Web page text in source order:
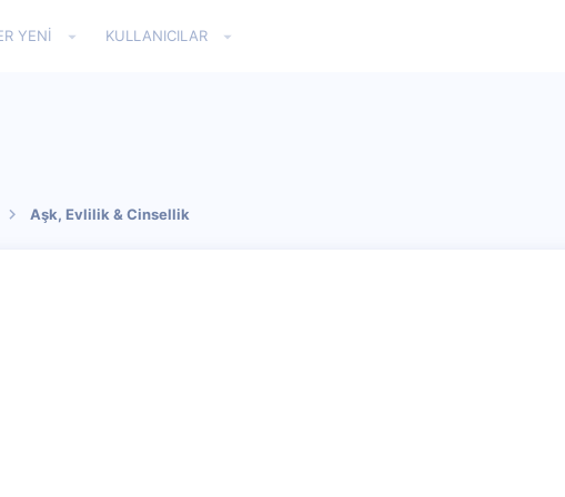
YENI KULLANICILAR
Aşk, Evlilik & Cinsellik